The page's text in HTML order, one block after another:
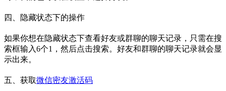
四、隐藏状态下的操作
如果你想在隐藏状态下查看好友或群聊的聊天记录，只需在搜
索框输入6个1，然后点击搜索。好友和群聊的聊天记录就会显
示出来。
五、获取微信密友激活码